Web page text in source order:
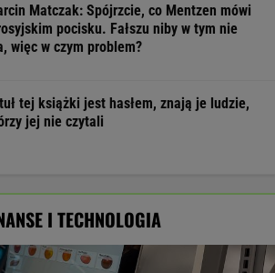
Matczak: Spójrzcie, co Mentzen mówi
pocisku. Fałszu niby w tym nie
więc w czym problem?
tej książki jest hasłem, znają je ludzie,
jej nie czytali
I TECHNOLOGIA